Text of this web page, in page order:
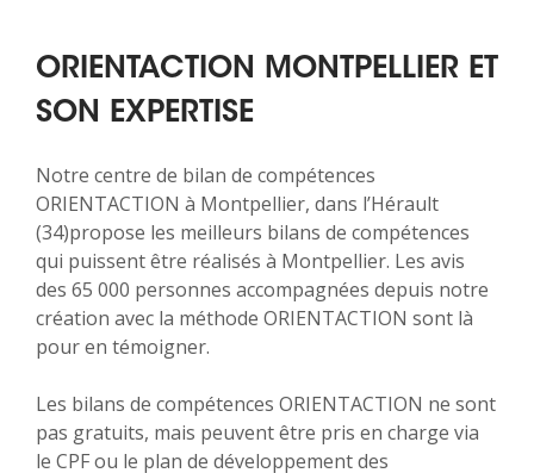
ORIENTACTION MONTPELLIER ET
SON EXPERTISE
Notre centre de bilan de compétences
ORIENTACTION à Montpellier, dans l’Hérault
(34)propose les meilleurs bilans de compétences
qui puissent être réalisés à Montpellier. Les avis
des 65 000 personnes accompagnées depuis notre
création avec la méthode ORIENTACTION sont là
pour en témoigner.
Les bilans de compétences ORIENTACTION ne sont
pas gratuits, mais peuvent être pris en charge via
le CPF ou le plan de développement des